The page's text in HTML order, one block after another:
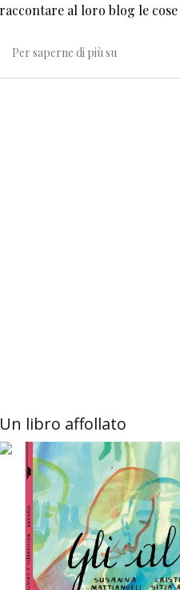
raccontare al loro blog le cose
Per saperne di più suEmetto
Un libro affollato